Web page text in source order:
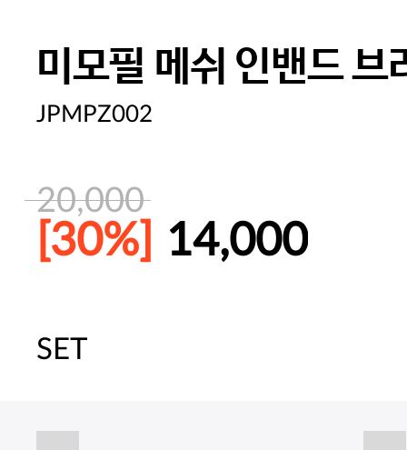
미모필 메쉬 인밴드 브
JPMPZ002
20,000
[30%] 14,000
[썸머블프] 1만원 할인 쿠폰(8.1~31)
SET